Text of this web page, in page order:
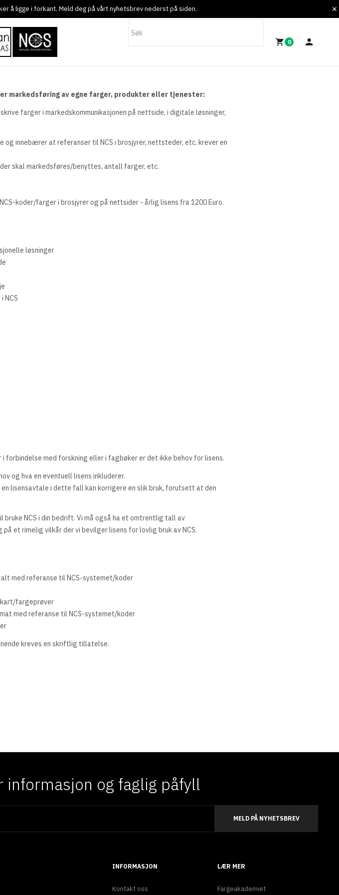
å ligge i forkant. Meld deg på vårt nyhetsbrev nederst på siden.
0
markedsføring av egne farger, produkter eller tjenester:
farger i markedskommunikasjonen på nettside, i digitale løsninger,
innebærer at referanser til NCS i brosjyrer, nettsteder, etc. krever en
skal markedsføres/benyttes, antall farger, etc.
koder/farger i brosjyrer og på nettsider - årlig lisens fra 1200 Euro.
løsninger
NCS
forbindelse med forskning eller i fagbøker er det ikke behov for lisens.
og hva en eventuell lisens inkluderer.
lisensavtale i dette fall kan korrigere en slik bruk, forutsett at den
bruke NCS i din bedrift. Vi må også ha et omtrentlig tall av
et rimelig vilkår der vi bevilger lisens for lovlig bruk av NCS.
med referanse til NCS-systemet/koder
fargeprøver
med referanse til NCS-systemet/koder
kreves en skriftlig tillatelse.
informasjon og faglig påfyll
MELD PÅ NYHETSBREV
INFORMASJON
Kontakt oss
LÆR MER
Fargeakademiet